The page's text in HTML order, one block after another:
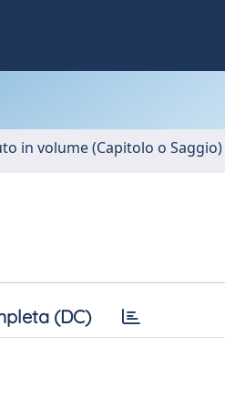
in volume (Capitolo o Saggio)
(DC)